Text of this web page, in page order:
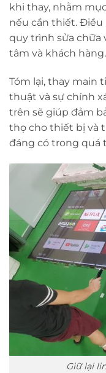
khi thay, nhằm
nếu cần thiết.
quy trình sửa chữa
tâm và khách hàng.
Tóm lại, thay main
thuật và sự chính
trên sẽ giúp đảm
thọ cho thiết bị và
đáng có trong quá
Giữ lại